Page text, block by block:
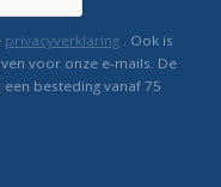
privacyverklaring . Ook is
voor onze e-mails. De
besteding vanaf 75